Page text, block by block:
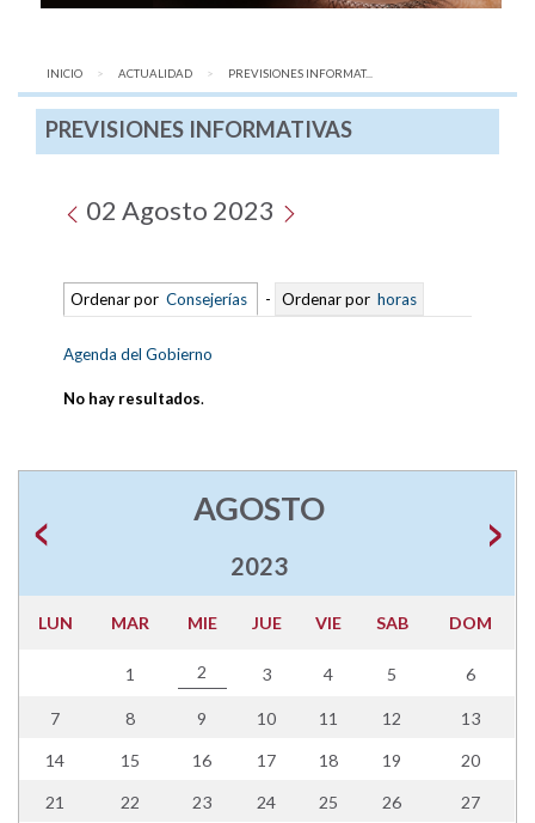
INICIO ACTUALIDAD AQUÍ:
PREVISIONES INFORMAT...
PREVISIONES INFORMATIVAS
02 Agosto 2023
Ordenar por Consejerías - Ordenar por horas
Agenda del Gobierno
No hay resultados.
AGOSTO
2023
LUN MAR MIE JUE VIE SAB DOM
1 2 3 4 5 6
7 8 9 10 11 12 13
14 15 16 17 18 19 20
21 22 23 24 25 26 27